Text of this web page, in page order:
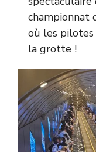
championnat
où les
la grotte !